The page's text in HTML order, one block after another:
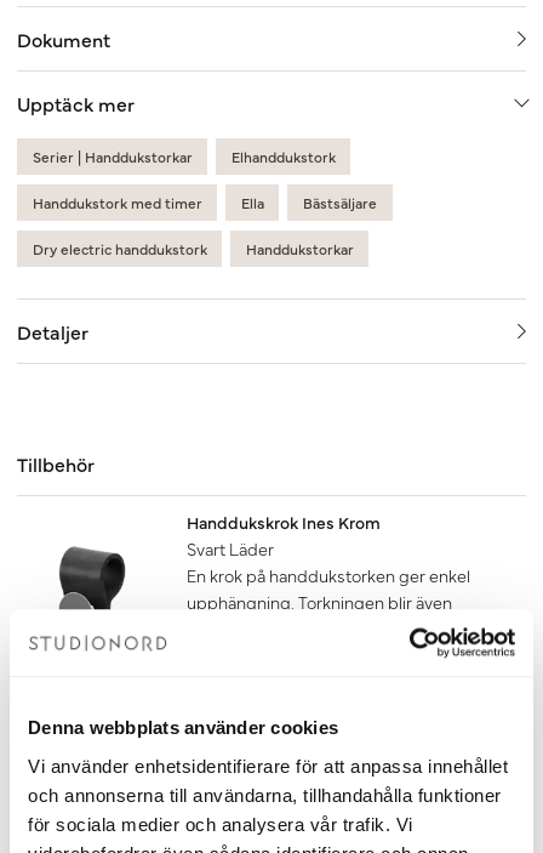
Denna webbplats använder cookies
Vi använder enhetsidentifierare för att anpassa innehållet
och annonserna till användarna, tillhandahålla funktioner
för sociala medier och analysera vår trafik. Vi
Dokument
Upptäck mer
Serier | Handdukstorkar Elhanddukstork
Handdukstork med timer Ella Bästsäljare
Dry electric handdukstork Handdukstorkar
Detaljer
Tillbehör
Handdukskrok Ines Krom
Svart Läder
En krok på handdukstorken ger enkel
upphängning. Torkningen blir även
snabbare om handduken får hänga fritt.
Handdukskrok Ines Krom
Mörkbrunt Läder
En krok på handdukstorken ger enkel